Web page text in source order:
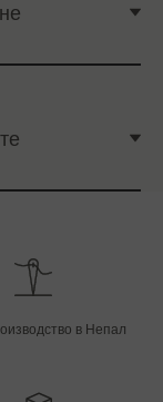
в Непал